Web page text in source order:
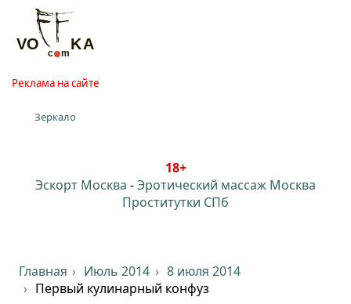
Реклама на сайте
Зеркало
18+
Эскорт Москва -Эротический массаж Москва
Проститутки СПб
Главная Июль 2014
8 июля 2014
Первый кулинарный конфуз